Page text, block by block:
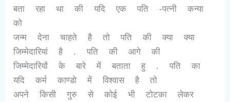
बता रहा था की यदि एक पति -पत्नी कन्या
को
जन्म देना चाहते है तो पति की क्या क्या
जिम्मेदारियां है . पति की आगे की
जिम्मेदारियों के बारे में बताता हु . पति का
यदि कर्म काण्डो में विश्वास है तो
अपने किसी गुरु से कोई भी टोटका लेकर